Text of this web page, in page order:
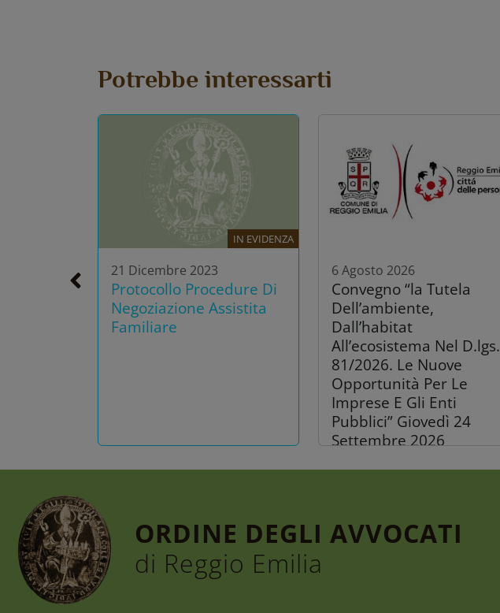
Potrebbe interessarti
IN EVIDENZA
21 Dicembre 2023
Protocollo Procedure Di
Negoziazione Assistita
Familiare
6 Agosto 2026
Convegno “la Tutela
Dell’ambiente,
Dall’habitat
All’ecosistema Nel D.lgs.
81/2026. Le Nuove
Opportunità Per Le
Imprese E Gli Enti
Pubblici” Giovedì 24
Settembre 2026
ORDINE DEGLI AVVOCATI
di Reggio Emilia